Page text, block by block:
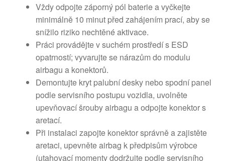
Vždy odpojte záporný pól baterie a vyčkejte
minimálně 10 minut před zahájením prací, aby se
snížilo riziko nechtěné aktivace.
Práci provádějte v suchém prostředí s ESD
opatrností; vyvarujte se nárazům do modulu
airbagu a konektorů.
Demontujte kryt palubní desky nebo spodní panel
podle servisního postupu vozidla, uvolněte
upevňovací šrouby airbagu a odpojte konektor s
aretací.
Při instalaci zapojte konektor správně a zajistěte
aretaci, upevněte airbag k předpisům výrobce
(utahovací momenty dodržujte podle servisního